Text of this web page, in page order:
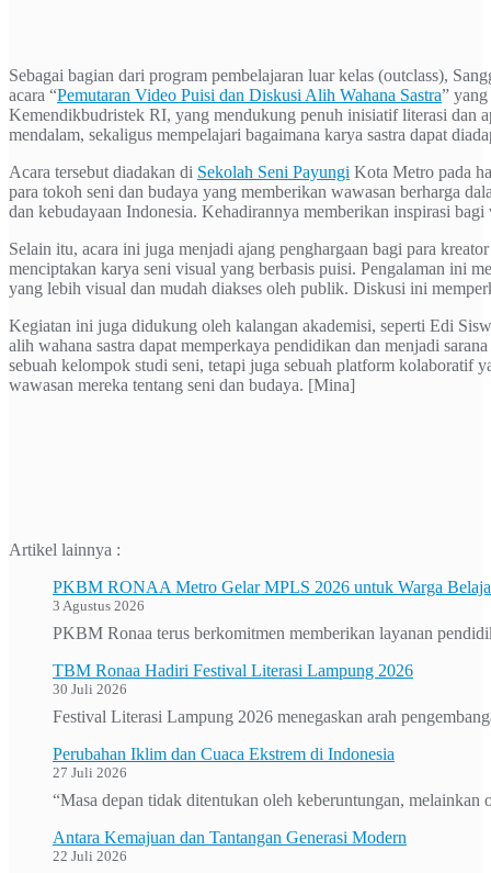
Sebagai bagian dari program pembelajaran luar kelas (outclass),
acara “Pemutaran Video Puisi dan Diskusi Alih Wahana Sastra”
Kemendikbudristek RI, yang mendukung penuh inisiatif literasi dan
mendalam, sekaligus mempelajari bagaimana karya sastra dapat
Acara tersebut diadakan di Sekolah Seni Payungi Kota Metro pada
para tokoh seni dan budaya yang memberikan wawasan berharga
dan kebudayaan Indonesia. Kehadirannya memberikan inspirasi
Selain itu, acara ini juga menjadi ajang penghargaan bagi para
menciptakan karya seni visual yang berbasis puisi. Pengalaman ini
yang lebih visual dan mudah diakses oleh publik. Diskusi ini
Kegiatan ini juga didukung oleh kalangan akademisi, seperti Edi
alih wahana sastra dapat memperkaya pendidikan dan menjadi
sebuah kelompok studi seni, tetapi juga sebuah platform kolaboratif
wawasan mereka tentang seni dan budaya. [Mina]
Artikel lainnya :
PKBM RONAA Metro Gelar MPLS 2026 untuk Warga
3 Agustus 2026
PKBM Ronaa terus berkomitmen memberikan layanan
TBM Ronaa Hadiri Festival Literasi Lampung 2026
30 Juli 2026
Festival Literasi Lampung 2026 menegaskan arah
Perubahan Iklim dan Cuaca Ekstrem di Indonesia
27 Juli 2026
“Masa depan tidak ditentukan oleh keberuntungan,
Antara Kemajuan dan Tantangan Generasi Modern
22 Juli 2026